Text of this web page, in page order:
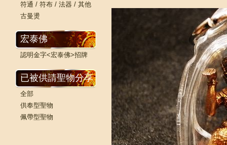
符通 / 符布 / 法器 / 其他
古曼燙
宏泰佛
認明金字<宏泰佛>招牌
已被供請聖物分享
全部
供奉型聖物
佩帶型聖物